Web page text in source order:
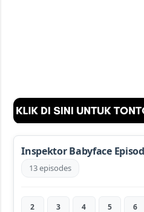
Inspektor Babyface
13 episodes
2 3 4 5 6